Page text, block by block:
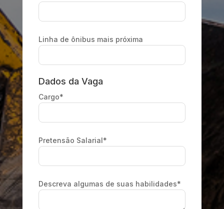
Linha de ônibus mais próxima
Dados da Vaga
Cargo*
Pretensão Salarial*
Descreva algumas de suas habilidades*